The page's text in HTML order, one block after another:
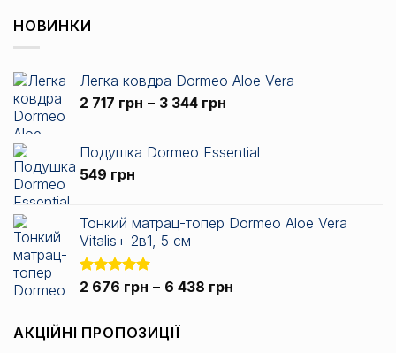
до
7
НОВИНКИ
Легка ковдра Dormeo Aloe Vera
2 717 грн – 3 344 грн
2
3
344 грн
Подушка Dormeo Essential
549 грн
Тонкий матрац-топер Dormeo Aloe Vera
Vitalis+ 2в1, 5 см
Оцінено в
2 676 грн – 6 438 грн
АКЦІЙНІ ПРОПОЗИЦІЇ